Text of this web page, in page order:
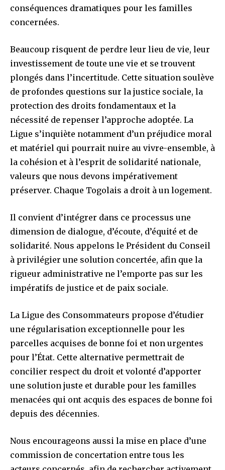
conséquences dramatiques pour les familles
concernées.
Beaucoup risquent de perdre leur lieu de vie, leur
investissement de toute une vie et se trouvent
plongés dans l’incertitude. Cette situation soulève
de profondes questions sur la justice sociale, la
protection des droits fondamentaux et la
nécessité de repenser l’approche adoptée. La
Ligue s’inquiète notamment d’un préjudice moral
et matériel qui pourrait nuire au vivre-ensemble, à
la cohésion et à l’esprit de solidarité nationale,
valeurs que nous devons impérativement
préserver. Chaque Togolais a droit à un logement.
Il convient d’intégrer dans ce processus une
dimension de dialogue, d’écoute, d’équité et de
solidarité. Nous appelons le Président du Conseil
à privilégier une solution concertée, afin que la
rigueur administrative ne l’emporte pas sur les
impératifs de justice et de paix sociale.
La Ligue des Consommateurs propose d’étudier
une régularisation exceptionnelle pour les
parcelles acquises de bonne foi et non urgentes
pour l’État. Cette alternative permettrait de
concilier respect du droit et volonté d’apporter
une solution juste et durable pour les familles
menacées qui ont acquis des espaces de bonne foi
depuis des décennies.
Nous encourageons aussi la mise en place d’une
commission de concertation entre tous les